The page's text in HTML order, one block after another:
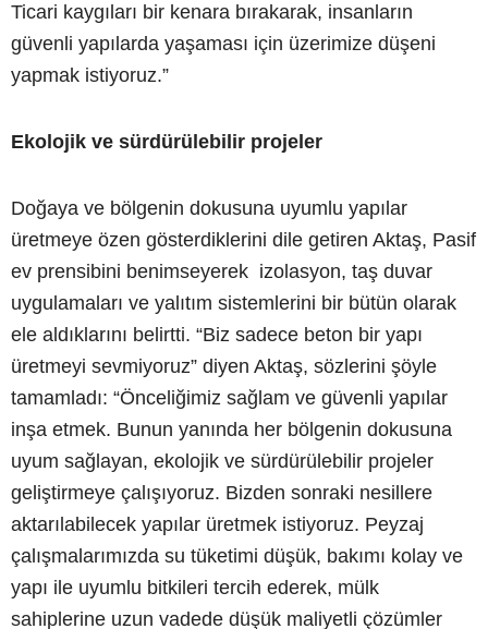
Ticari kaygıları bir kenara bırakarak, insanların
güvenli yapılarda yaşaması için üzerimize düşeni
yapmak istiyoruz.”
Ekolojik ve sürdürülebilir projeler
Doğaya ve bölgenin dokusuna uyumlu yapılar
üretmeye özen gösterdiklerini dile getiren Aktaş, Pasif
ev prensibini benimseyerek izolasyon, taş duvar
uygulamaları ve yalıtım sistemlerini bir bütün olarak
ele aldıklarını belirtti. “Biz sadece beton bir yapı
üretmeyi sevmiyoruz” diyen Aktaş, sözlerini şöyle
tamamladı: “Önceliğimiz sağlam ve güvenli yapılar
inşa etmek. Bunun yanında her bölgenin dokusuna
uyum sağlayan, ekolojik ve sürdürülebilir projeler
geliştirmeye çalışıyoruz. Bizden sonraki nesillere
aktarılabilecek yapılar üretmek istiyoruz. Peyzaj
çalışmalarımızda su tüketimi düşük, bakımı kolay ve
yapı ile uyumlu bitkileri tercih ederek, mülk
sahiplerine uzun vadede düşük maliyetli çözümler